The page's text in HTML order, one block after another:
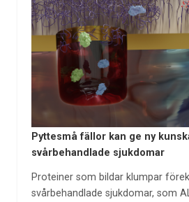
Pyttesmå fällor kan ge ny
svårbehandlade sjukdomar
Proteiner som bildar klumpar
svårbehandlade sjukdomar, som